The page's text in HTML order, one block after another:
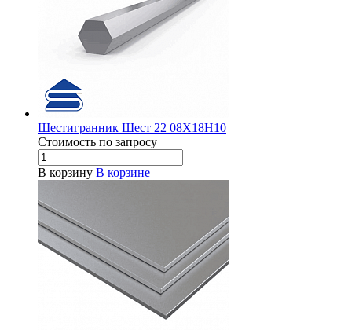
Шестигранник Шест 22 08Х18Н10
Стоимость по запросу
В корзину В корзине